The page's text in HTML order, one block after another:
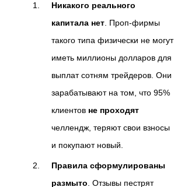
Никакого реального
капитала нет . Проп-фирмы
такого типа физически не могут
иметь миллионы долларов для
выплат сотням трейдеров. Они
зарабатывают на том, что 95%
клиентов не проходят
челлендж, теряют свои взносы
и покупают новый.
Правила сформулированы
размыто . Отзывы пестрят